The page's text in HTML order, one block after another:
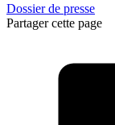
Dossier de presse
Partager cette page